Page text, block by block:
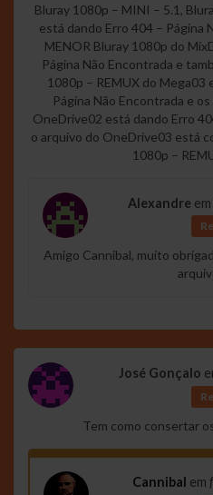
Bluray 1080p – MINI – 5.1,
está dando Erro 404 – Página
MENOR Bluray 1080p do
Página Não Encontrada e
1080p – REMUX do Mega03
Página Não Encontrada e
OneDrive02 está dando Erro
o arquivo do OneDrive03 está
1080p –
Alexandre em
Amigo Cannibal, muito
José Gonçalo
Tem como consertar
Cannibal em